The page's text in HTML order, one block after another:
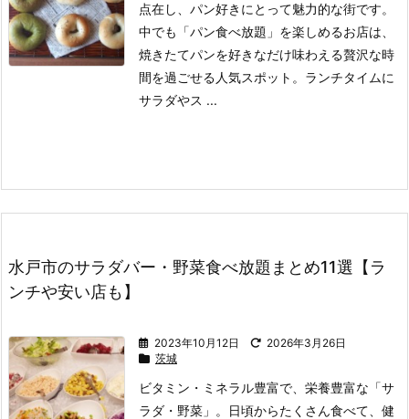
点在し、パン好きにとって魅力的な街です。
中でも「パン食べ放題」を楽しめるお店は、
焼きたてパンを好きなだけ味わえる贅沢な時
間を過ごせる人気スポット。 ランチタイムに
サラダやス ...
水戸市のサラダバー・野菜食べ放題まとめ11選【ラ
ンチや安い店も】
2023年10月12日
2026年3月26日
茨城
ビタミン・ミネラル豊富で、栄養豊富な「サ
ラダ・野菜」。
日頃からたくさん食べて、健